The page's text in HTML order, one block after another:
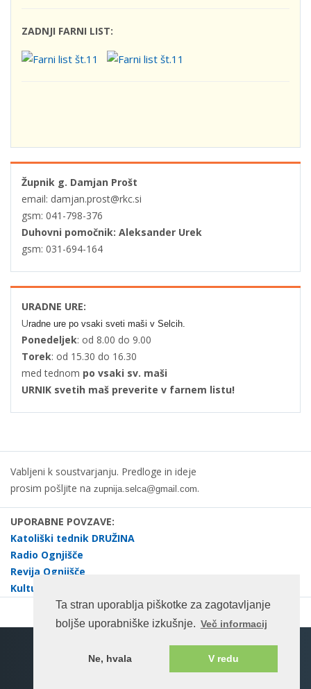
Ta stran uporablja piškotke za zagotavljanje
boljše uporabniške izkušnje. Več informacij
Ne, hvala V redu
ZADNJI FARNI LIST:
Župnik g. Damjan Prošt
email: damjan.prost@rkc.si
gsm: 041-798-376
Duhovni pomočnik: Aleksander Urek
gsm: 031-694-164
URADNE URE:
Uradne ure po vsaki sveti maši v Selcih.
Ponedeljek: od 8.00 do 9.00
Torek: od 15.30 do 16.30
med tednom po vsaki sv. maši
URNIK svetih maš preverite v farnem listu!
Vabljeni k soustvarjanju. Predloge in ideje
prosim pošljite na zupnija.selca@gmail.com.
UPORABNE POVZAVE:
Katoliški tednik DRUŽINA
Radio Ognjišče
Revija Ognjišče
Kulturno društvo dr. Janez Evangelist Krek Selca
Spletna stran na enotnem portalu ©rkc.si cms.
2026 Vse pravice pridržane.
Pogoji uporabe